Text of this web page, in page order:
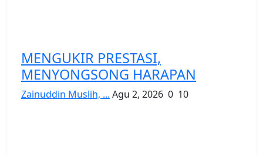
MENGUKIR PRESTASI,
MENYONGSONG HARAPAN
Zainuddin Muslih, ... Agu 2, 2026 0 10